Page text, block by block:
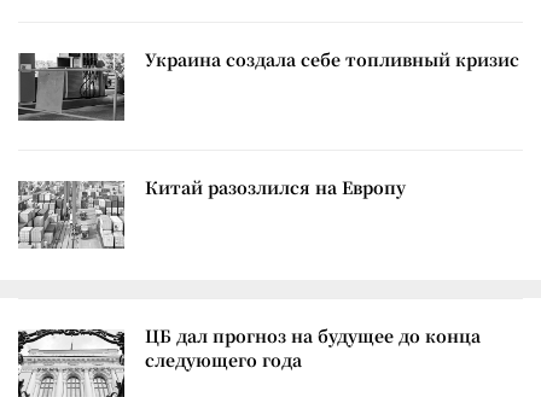
Украина создала себе топливный кризис
Китай разозлился на Европу
ЦБ дал прогноз на будущее до конца
следующего года